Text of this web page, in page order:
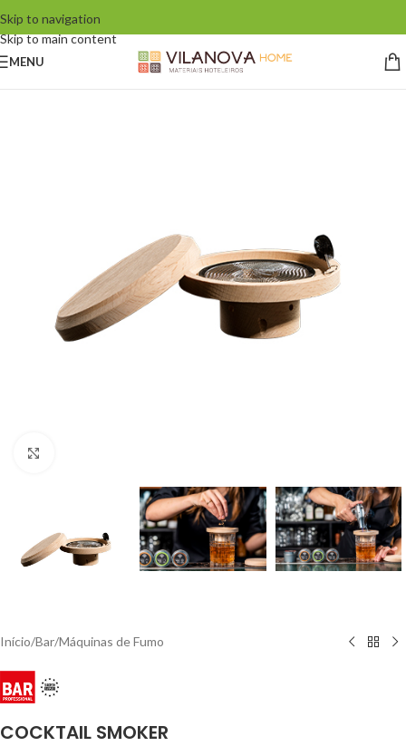
Skip to navigation
Skip to main content
MENU
Início/Bar/Máquinas de Fumo
COCKTAIL SMOKER